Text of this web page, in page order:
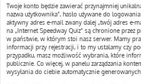
Twoje konto będzie zawierać przynajmniej
nazwa użytkownika”, hasło używane do
aktywny adres e-mail zwany dalej „twój adres e-
na „Internet Speedway Quiz” są chronione przez
w państwie, w którym stoi nasz serwer. Mamy
informacji przy rejestracji, i to my ustalamy czy
przypadku, masz możliwość wybrania, które
publicznie. Co więcej, w panelu zarządzania
wysyłania do ciebie automatycznie